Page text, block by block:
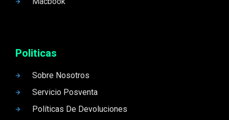
Politicas
Sobre Nosotros
Servicio Posventa
Políticas De Devoluciones